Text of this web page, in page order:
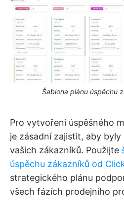
Šablona plánu úspěchu
Pro vytvoření úspěšného
je zásadní zajistit, aby
vašich zákazníků. Použijte
úspěchu zákazníků od
strategického plánu
všech fázích prodejního